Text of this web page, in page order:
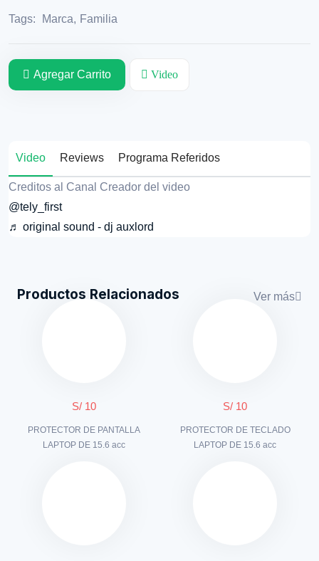
Tags: Marca, Familia
Agregar Carrito Video
Video Reviews Programa Referidos
Creditos al Canal Creador del video
@tely_first
♬ original sound - dj auxlord
Productos Relacionados Ver más
S/ 10
PROTECTOR DE PANTALLA
LAPTOP DE 15.6 acc
S/ 10
PROTECTOR DE TECLADO
LAPTOP DE 15.6 acc